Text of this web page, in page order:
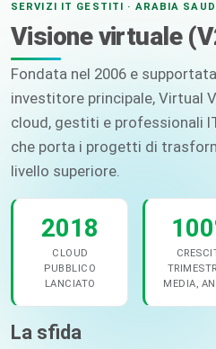
SERVIZI IT GESTITI · ARABIA
Visione virtuale
Fondata nel 2006 e
investitore principale, Virtual
cloud, gestiti e professionali
che porta i progetti di
livello superiore.
2018
CLOUD
PUBBLICO
LANCIATO
MEDIA,
La sfida